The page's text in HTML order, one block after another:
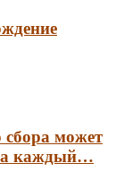
сбора может
каждый…